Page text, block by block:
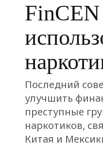
Последний
улучшить
преступные
наркотиков,
Китая и